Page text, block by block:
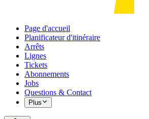
Page d'accueil
Planificateur d'itinéraire
Arrêts
Lignes
Tickets
Abonnements
Jobs
Questions & Contact
Plus